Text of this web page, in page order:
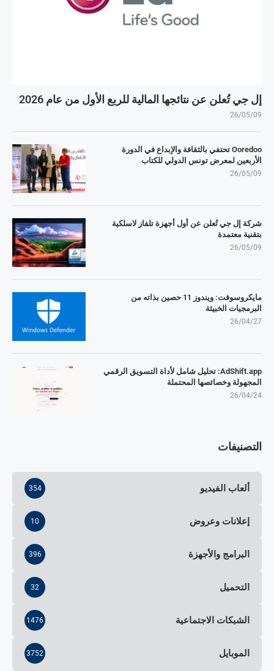
إل جي تُعلن عن نتائجها المالية للربع الأول من عام 2026
26/05/09
Ooredoo تحتفي بالثقافة والإبداع في الدورة
الأربعين لمعرض تونس الدولي للكتاب
26/05/09
شركة إل جي تُعلن عن أول أجهزة تلفاز لاسلكية
بتقنية معتمدة
26/05/09
مايكروسوفت: ويندوز 11 حصين بذاته من
البرمجيات الخبيثة
26/04/27
AdShift.app: تحليل شامل لأداة التسويق الرقمي
المجهولة وخصائصها المحتملة
26/04/24
التصنيفات
ألعاب الفيديو 354
إعلانات وعروض 10
البرامج والأجهزة 396
التحميل 32
الشبكات الاجتماعية 1476
الموبايل 3752